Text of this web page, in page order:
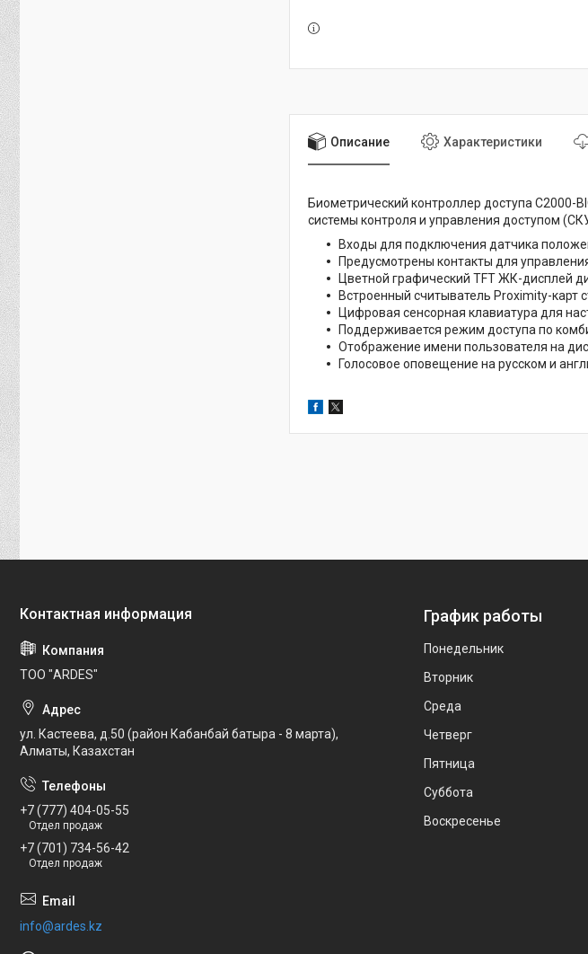
Описание Характеристики
Биометрический контроллер доступа С2000-
системы контроля и управления доступом
Входы для подключения датчика
Предусмотрены контакты для
Цветной графический TFT ЖК-дисплей
Встроенный считыватель Proximity-карт
Цифровая сенсорная клавиатура для
Поддерживается режим доступа по
Отображение имени пользователя на
Голосовое оповещение на русском и
ТОО "ARDES"
ул. Кастеева, д.50 (район Кабанбай батыра - 8 марта),
Алматы, Казахстан
+7 (777) 404-05-55
Отдел продаж
+7 (701) 734-56-42
Отдел продаж
info@ardes.kz
График работы
Понедельник
Вторник
Среда
Четверг
Пятница
Суббота
Воскресенье